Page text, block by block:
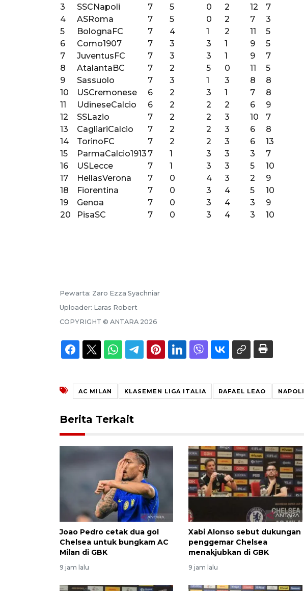
3
SSCNapoli 7 5 0 2 12 7
4
ASRoma 7 5 0 2 7 3
5
BolognaFC 7 4 1 2 11 5
6
Como1907 7 3 3 1 9 5
7
JuventusFC 7 3 3 1 9 7
8
AtalantaBC 7 2 5 0 11 5
9
Sassuolo 7 3 1 3 8 8
10
USCremonese 6 2 3 1 7 8
11
UdineseCalcio 6 2 2 2 6 9
12
SSLazio 7 2 2 3 10 7
13
CagliariCalcio 7 2 2 3 6 8
14
TorinoFC 7 2 2 3 6 13
15
ParmaCalcio1913 7 1 3 3 3 7
16
USLecce 7 1 3 3 5 10
17
HellasVerona 7 0 4 3 2 9
18
Fiorentina 7 0 3 4 5 10
19
Genoa 7 0 3 4 3 9
20
PisaSC 7 0 3 4 3 10
Pewarta: Zaro Ezza Syachniar
Uploader: Laras Robert
COPYRIGHT © ANTARA 2026
AC MILAN KLASEMEN LIGA ITALIA RAFAEL LEAO NAPOLI
Berita Terkait
Joao Pedro cetak dua gol
Chelsea untuk bungkam AC
Milan di GBK
9 jam lalu
Xabi Alonso sebut dukungan
penggemar Chelsea
menakjubkan di GBK
9 jam lalu